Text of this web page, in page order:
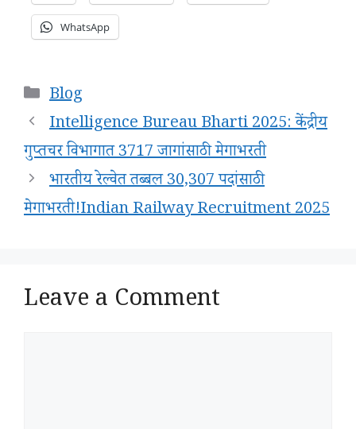
WhatsApp
Categories
Blog
Intelligence Bureau Bharti 2025: केंद्रीय
गुप्तचर विभागात 3717 जागांसाठी मेगाभरती
भारतीय रेल्वेत तब्बल 30,307 पदांसाठी
मेगाभरती!Indian Railway Recruitment 2025
Leave a Comment